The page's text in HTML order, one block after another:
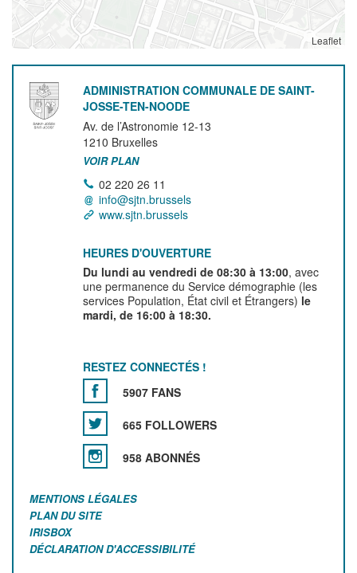
Leaflet
ADMINISTRATION COMMUNALE DE SAINT-
JOSSE-TEN-NOODE
Av. de l’Astronomie 12-13
1210 Bruxelles
VOIR PLAN
02 220 26 11
info@sjtn.brussels
www.sjtn.brussels
HEURES D'OUVERTURE
Du lundi au vendredi de 08:30 à 13:00, avec
une permanence du Service démographie (les
services Population, État civil et Étrangers) le
mardi, de 16:00 à 18:30.
RESTEZ CONNECTÉS !
5907 FANS
665 FOLLOWERS
958 ABONNÉS
MENTIONS LÉGALES
PLAN DU SITE
IRISBOX
DÉCLARATION D'ACCESSIBILITÉ